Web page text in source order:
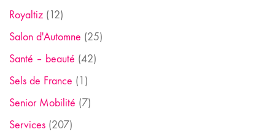
Royaltiz (12)
Salon d'Automne (25)
Santé – beauté (42)
Sels de France (1)
Senior Mobilité (7)
Services (207)